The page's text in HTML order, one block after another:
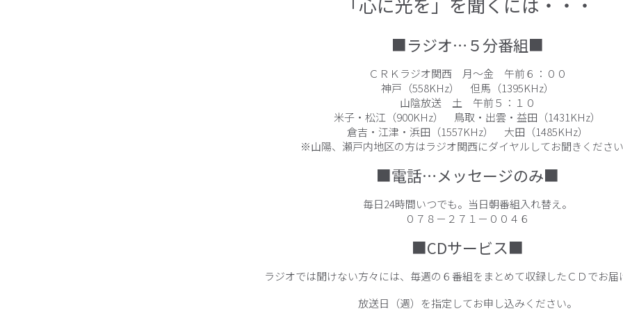
■ラジオ…５分番組■
ＣＲＫラジオ関西 月～金 午前６：００
神戸（558KHz） 但馬（1395KHz）
山陰放送 土 午前５：１０
米子・松江（900KHz） 鳥取・出雲・益田（1431KHz）
倉吉・江津・浜田（1557KHz） 大田（1485KHz）
※山陽、瀬戸内地区の方はラジオ関西にダイヤルしてお聞きください
■電話…メッセージのみ■
毎日24時間いつでも。当日朝番組入れ替え。
０７８－２７１－００４６
■CDサービス■
ラジオでは聞けない方々には、毎週の６番組をまとめて収録したＣＤでお届
放送日（週）を指定してお申し込みください。